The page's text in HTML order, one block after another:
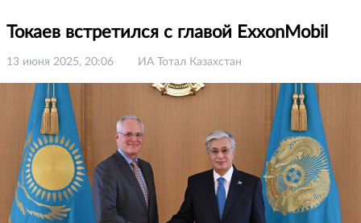
Токаев встретился с главой ExxonMobil
13 июня 2025, 20:06 ИА Тотал Казахстан